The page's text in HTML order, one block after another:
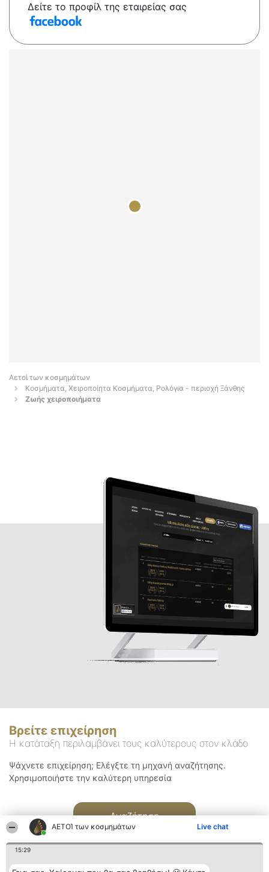
ΑΕΤΟΊ των κοσμημάτων Live chat
15:29
Δείτε το προφίλ της εταιρείας σας
Αετοί των κοσμημάτων
Κοσμήματα, Χειροποίητα Κοσμήματα, Ρολόγια - περιοχή Ξάνθης
Ζωής χειροποιήματα
Βρείτε επιχείρηση
Η κατάταξη περιλαμβάνει τους καλύτερους στον κλάδο
Ψάχνετε επιχείρηση; Ελέγξτε τη μηχανή αναζήτησης.
Χρησιμοποιήστε την καλύτερη υπηρεσία
Αναζήτηση